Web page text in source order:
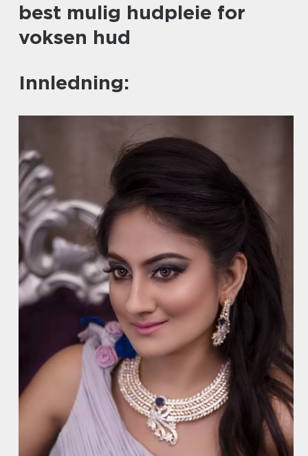
best mulig hudpleie for
voksen hud
Innledning: